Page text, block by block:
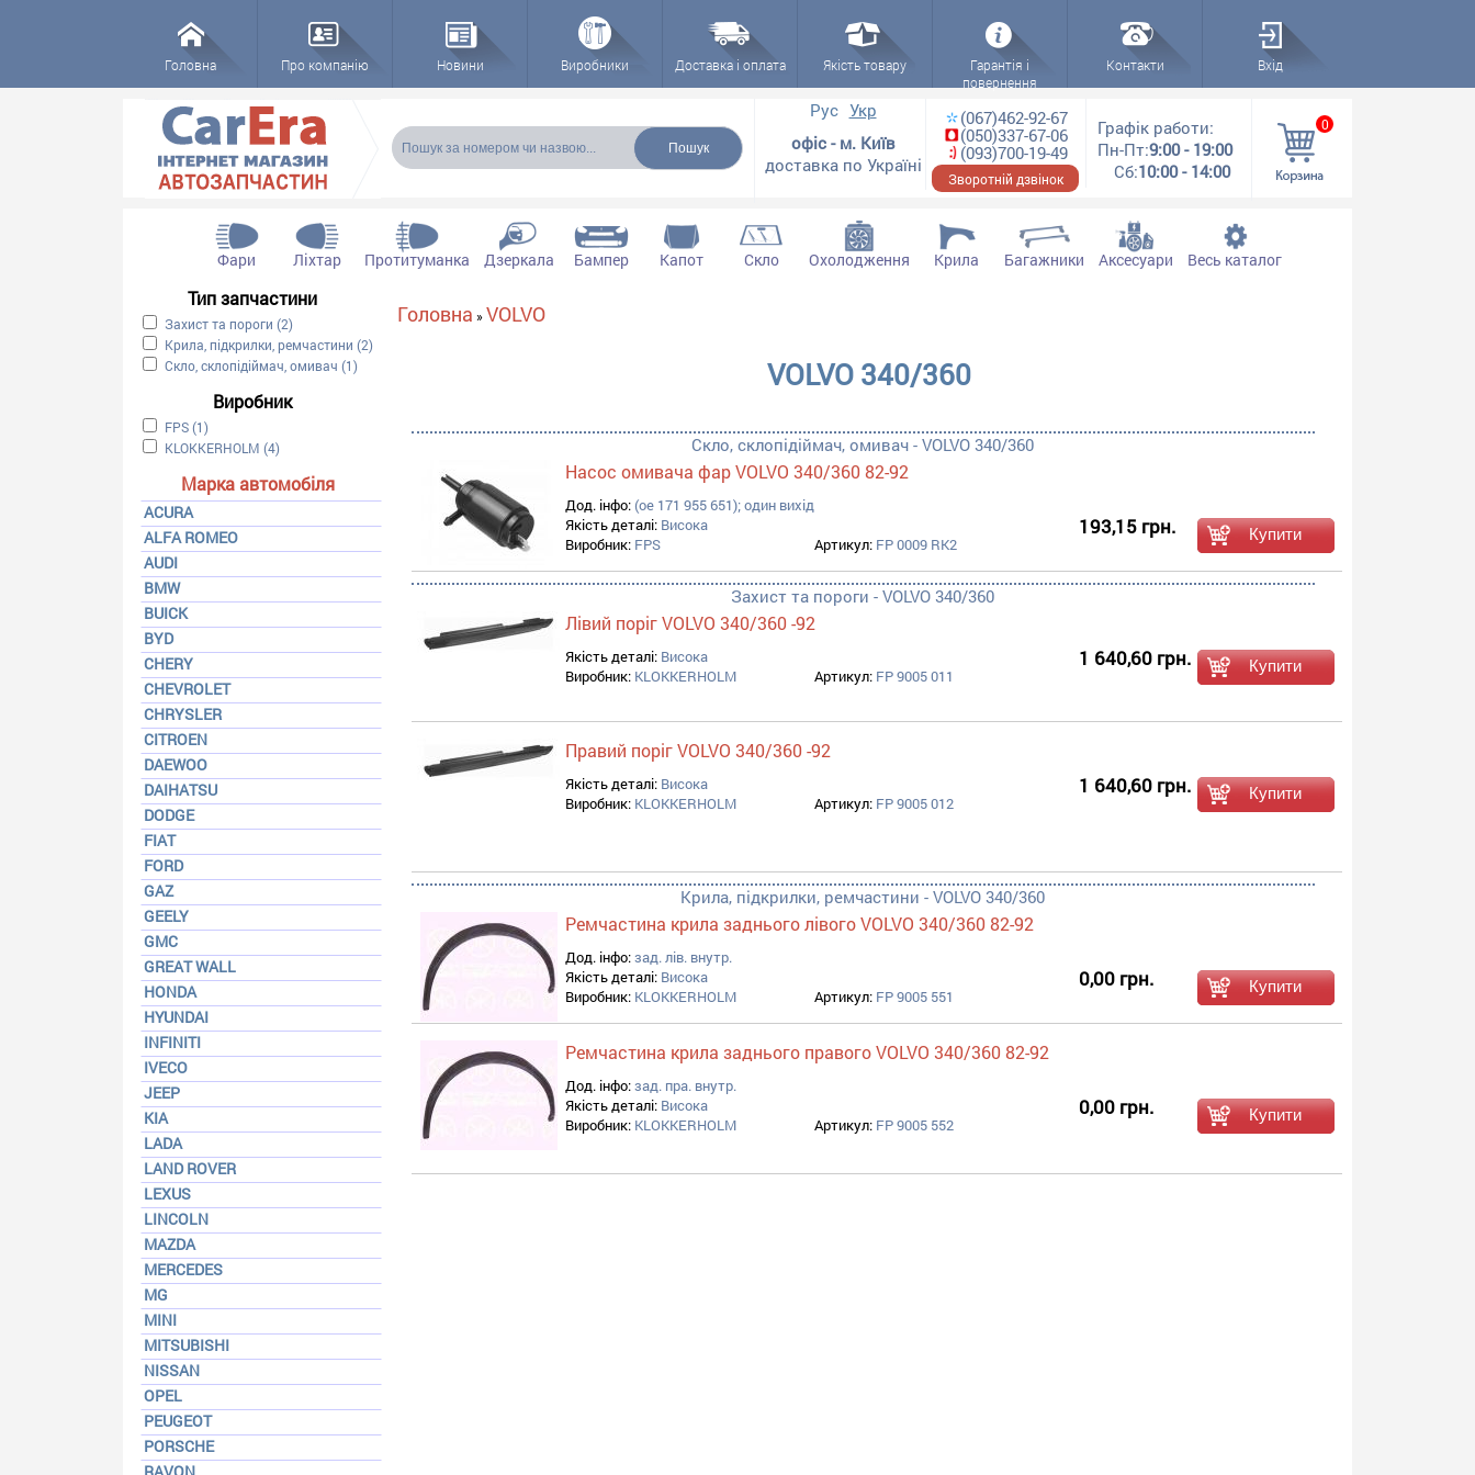
Головна Про компанію Новини Виробники Доставка і оплата Якість товару
Гарантія і
повернення
Контакти Вхід
Рус Укр
офіс - м. Київ
доставка по Україні
(067)462-92-67
(050)337-67-06
(093)700-19-49
Зворотній дзвінок
Графік работи:
Пн-Пт:9:00 - 19:00
Сб:10:00 - 14:00
0
Фари Ліхтар Протитуманка Дзеркала Бампер Капот Скло Охолодження Крила Багажники Аксесуари Весь каталог
Тип запчастини
Apply Захист та пороги filter
Захист та пороги (2)Apply Захист та пороги filter
Apply Крила, підкрилки, ремчастини filter
Крила, підкрилки, ремчастини (2)Apply Крила, підкрилки, ремчастини filter
Apply Скло, склопідіймач, омивач filter
Скло, склопідіймач, омивач (1)Apply Скло, склопідіймач, омивач filter
Виробник
Apply FPS filter
FPS (1)Apply FPS filter
Apply KLOKKERHOLM filter
KLOKKERHOLM (4)Apply KLOKKERHOLM filter
Марка автомобіля
ACURA
ALFA ROMEO
AUDI
BMW
BUICK
BYD
CHERY
CHEVROLET
CHRYSLER
CITROEN
DAEWOO
DAIHATSU
DODGE
FIAT
FORD
GAZ
GEELY
GMC
GREAT WALL
HONDA
HYUNDAI
INFINITI
IVECO
JEEP
KIA
LADA
LAND ROVER
LEXUS
LINCOLN
MAZDA
MERCEDES
MG
MINI
MITSUBISHI
NISSAN
OPEL
PEUGEOT
PORSCHE
Ви є тут
Головна »VOLVO
VOLVO 340/360
Скло, склопідіймач, омивач - VOLVO 340/360
Насос омивача фар VOLVO 340/360 82-92
Дод. інфо: (oe 171 955 651); один вихід
Якість деталі: Висока
Виробник: FPS Артикул: FP 0009 RK2
193,15 грн.
Захист та пороги - VOLVO 340/360
Лівий поріг VOLVO 340/360 -92
Якість деталі: Висока
Виробник: KLOKKERHOLM Артикул: FP 9005 011
1 640,60 грн.
Правий поріг VOLVO 340/360 -92
Якість деталі: Висока
Виробник: KLOKKERHOLM Артикул: FP 9005 012
1 640,60 грн.
Крила, підкрилки, ремчастини - VOLVO 340/360
Ремчастина крила заднього лівого VOLVO 340/360 82-92
Дод. інфо:зад. лів. внутр.
Якість деталі: Висока
Виробник: KLOKKERHOLM Артикул: FP 9005 551
0,00 грн.
Ремчастина крила заднього правого VOLVO 340/360 82-92
Дод. інфо:зад. пра. внутр.
Якість деталі: Висока
Виробник: KLOKKERHOLM Артикул: FP 9005 552
0,00 грн.